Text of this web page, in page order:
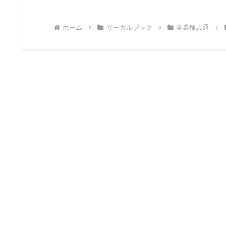
ホーム リーガルブック 全業種共通